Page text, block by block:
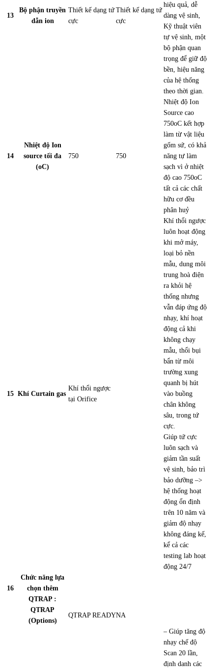
13
Bộ phận truyền
dẫn ion
Thiết kế dạng tứ
cực
Thiết kế dạng tứ
cực
hiệu quả, dễ
dàng vệ sinh,
Kỹ thuật viên
tự vệ sinh, một
bộ phận quan
trọng để giữ độ
bền, hiệu năng
của hệ thống
theo thời gian.
14
Nhiệt độ Ion
source tối đa
(oC)
750 750
Nhiệt độ Ion
Source cao
750oC kết hợp
làm từ vật liệu
gốm sứ, có khả
năng tự làm
sạch vì ở nhiệt
độ cao 750oC
tất cả các chất
hữu cơ đều
phân huỷ
15 Khí Curtain gas
Khí thổi ngược
tại Orifice
Khí thổi ngược
luôn hoạt động
khi mở máy,
loại bỏ nền
mẫu, dung môi
trung hoà điện
ra khỏi hệ
thống nhưng
vẫn đáp ứng độ
nhạy, khí hoạt
động cả khi
không chạy
mẫu, thổi bụi
bẩn từ môi
trường xung
quanh bị hút
vào buồng
chân không
sâu, trong tứ
cực.
Giúp tứ cực
luôn sạch và
giảm tần suất
vệ sinh, bảo trì
bảo dưỡng –>
hệ thống hoạt
động ổn định
trên 10 năm và
giảm độ nhạy
không đáng kế,
kể cả các
testing lab hoạt
động 24/7
16
Chức năng lựa
chọn thêm
QTRAP :
QTRAP
(Options)
QTRAP READYNA
– Giúp tăng độ
nhạy chế độ
Scan 20 lần
định danh các